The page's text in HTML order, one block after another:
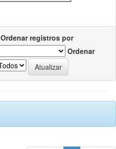
Ordenar registros por
Ordenar